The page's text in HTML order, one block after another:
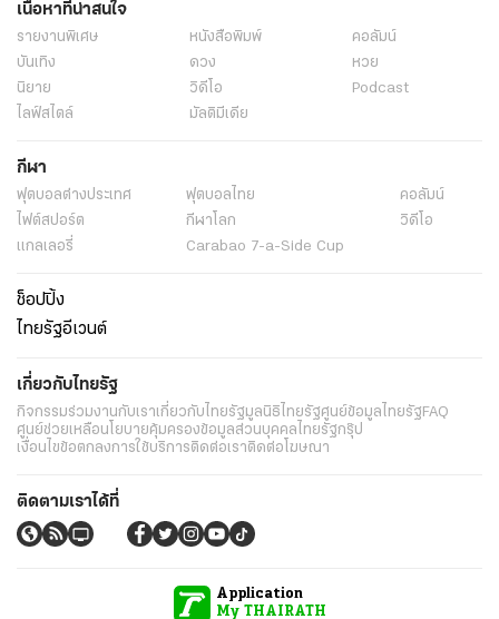
สุขสันต์ วัน สงกรานต์ 13 เมษายน
13 เมษายน 13 เมษายน 2568
เนื้อหาที่น่าสนใจ
รายงานพิเศษ หนังสือพิมพ์
คอลัมน์
บันเทิง
ดวง
หวย
นิยาย
วิดีโอ
Podcast
ไลฟ์สไตล์
มัลติมีเดีย
กีฬา
ฟุตบอลต่่างประเทศ ฟุตบอลไทย
คอลัมน์
ไฟต์สปอร์ต
กีฬาโลก
วิดีโอ
แกลเลอรี่
Carabao 7-a-Side Cup
ช็อปปิ้ง
ไทยรัฐอีเวนต์
เกี่ยวกับไทยรัฐ
กิจกรรมร่วมงานกับเราเกี่ยวกับไทยรัฐมูลนิธิไทยรัฐศูนย์ข้อมูลไทยรัฐFAQ
ศูนย์ช่วยเหลือนโยบายคุ้มครองข้อมูลส่วนบุคคลไทยรัฐกรุ๊ป
เงื่อนไขข้อตกลงการใช้บริการติดต่อเราติดต่อโฆษณา
ติดตามเราได้ที่
Application
My THAIRATH